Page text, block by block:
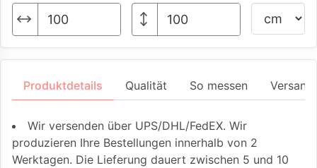
Produktdetails Qualität So messen
Wir versenden über UPS/DHL/FedEX. Wir
produzieren Ihre Bestellungen innerhalb von 2
Werktagen. Die Lieferung dauert zwischen 5 und 10